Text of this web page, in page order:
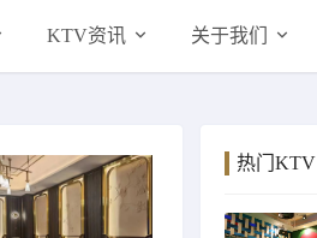
KTV资讯 关于我们
热门KTV